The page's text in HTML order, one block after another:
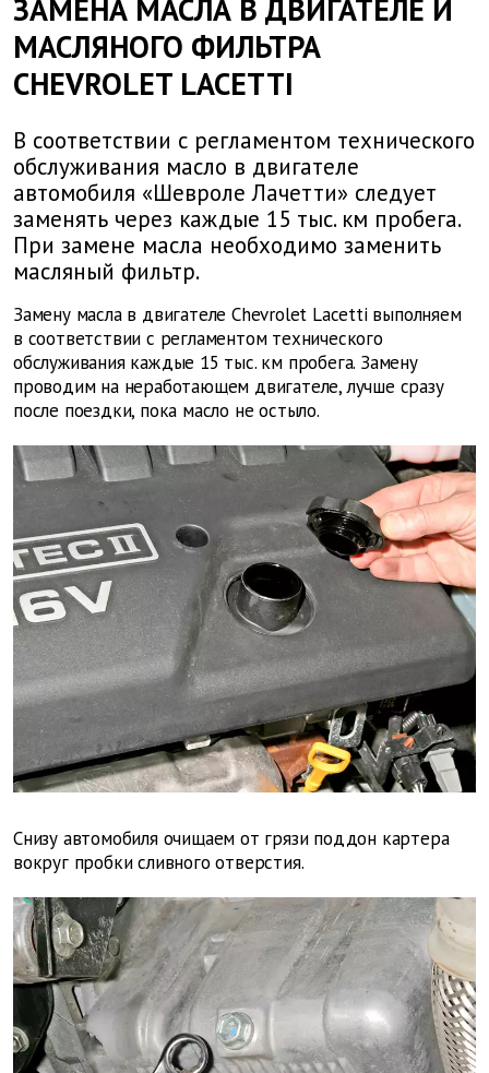
ЗАМЕНА МАСЛА В ДВИГАТЕЛЕ И
МАСЛЯНОГО ФИЛЬТРА
CHEVROLET LACETTI
В соответствии с регламентом технического
обслуживания масло в двигателе
автомобиля «Шевроле Лачетти» следует
заменять через каждые 15 тыс. км пробега.
При замене масла необходимо заменить
масляный фильтр.
Замену масла в двигателе Chevrolet Lacetti выполняем
в соответствии с регламентом технического
обслуживания каждые 15 тыс. км пробега. Замену
проводим на неработающем двигателе, лучше сразу
после поездки, пока масло не остыло.
Снизу автомобиля очищаем от грязи поддон картера
вокруг пробки сливного отверстия.